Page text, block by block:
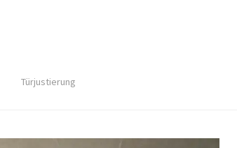
Türjustierung